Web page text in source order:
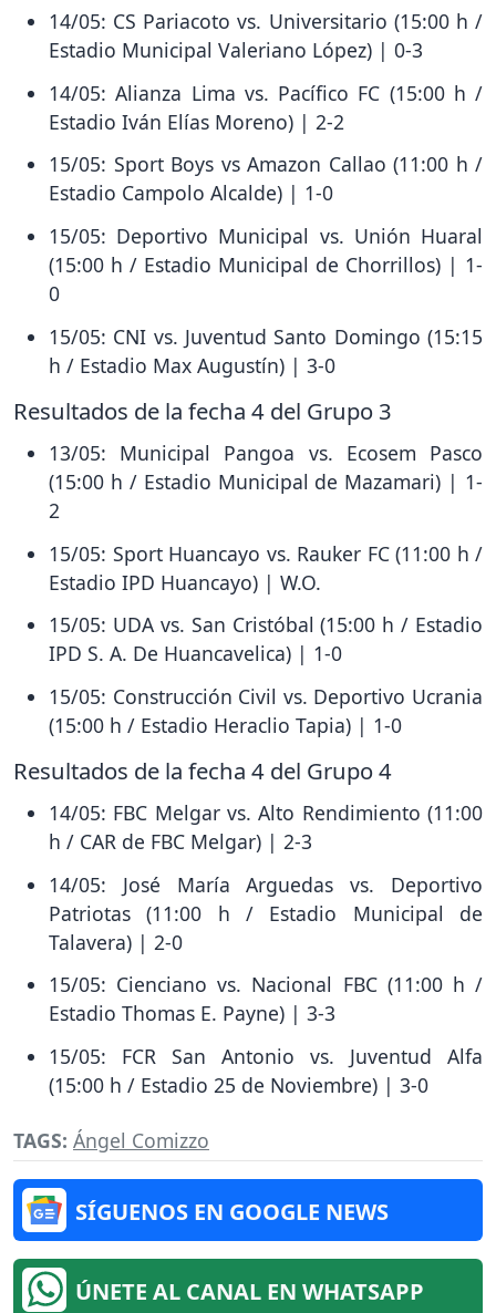
14/05: CS Pariacoto vs. Universitario (15:00 h /
Estadio Municipal Valeriano López) | 0-3
14/05: Alianza Lima vs. Pacífico FC (15:00 h /
Estadio Iván Elías Moreno) | 2-2
15/05: Sport Boys vs Amazon Callao (11:00 h /
Estadio Campolo Alcalde) | 1-0
15/05: Deportivo Municipal vs. Unión Huaral
(15:00 h / Estadio Municipal de Chorrillos) | 1-
0
15/05: CNI vs. Juventud Santo Domingo (15:15
h / Estadio Max Augustín) | 3-0
Resultados de la fecha 4 del Grupo 3
13/05: Municipal Pangoa vs. Ecosem Pasco
(15:00 h / Estadio Municipal de Mazamari) | 1-
2
15/05: Sport Huancayo vs. Rauker FC (11:00 h /
Estadio IPD Huancayo) | W.O.
15/05: UDA vs. San Cristóbal (15:00 h / Estadio
IPD S. A. De Huancavelica) | 1-0
15/05: Construcción Civil vs. Deportivo Ucrania
(15:00 h / Estadio Heraclio Tapia) | 1-0
Resultados de la fecha 4 del Grupo 4
14/05: FBC Melgar vs. Alto Rendimiento (11:00
h / CAR de FBC Melgar) | 2-3
14/05: José María Arguedas vs. Deportivo
Patriotas (11:00 h / Estadio Municipal de
Talavera) | 2-0
15/05: Cienciano vs. Nacional FBC (11:00 h /
Estadio Thomas E. Payne) | 3-3
15/05: FCR San Antonio vs. Juventud Alfa
(15:00 h / Estadio 25 de Noviembre) | 3-0
TAGS: Ángel Comizzo
SÍGUENOS EN GOOGLE NEWS
ÚNETE AL CANAL EN WHATSAPP